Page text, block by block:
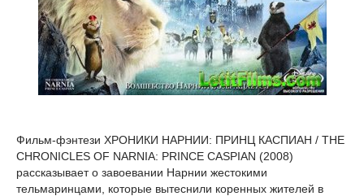
Фильм-фэнтези ХРОНИКИ НАРНИИ: ПРИНЦ КАСПИАН / THE
CHRONICLES OF NARNIA: PRINCE CASPIAN (2008)
рассказывает о завоевании Нарнии жестокими
тельмаринцами, которые вытеснили коренных жителей в